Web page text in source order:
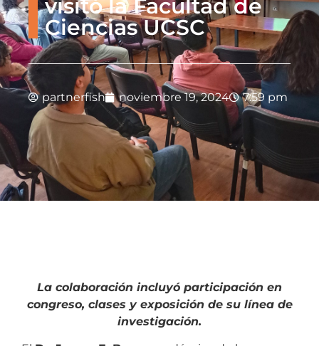
visitó la Facultad de
Ciencias UCSC
partnerfish noviembre 19, 2024 7:59 pm
La colaboración incluyó participación en
congreso, clases y exposición de su línea de
investigación.